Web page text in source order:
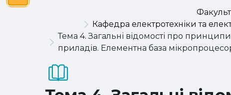
Кафедра електротехніки та
Тема 4. Загальні відомості про
приладів. Елементна база